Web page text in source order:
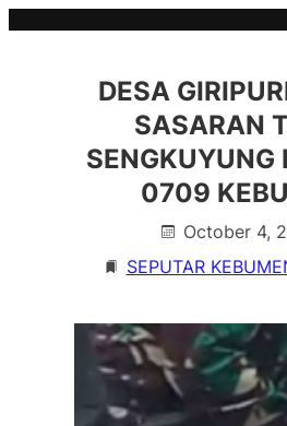
DESA
SASARAN
SENGKUYUNG
0709
October 4,
SEPUTAR